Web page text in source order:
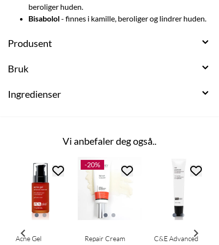
beroliger huden.
Bisabolol- finnes i kamille, beroliger og lindrer huden.
Produsent
Bruk
Ingredienser
Vi anbefaler deg også..
Acne Gel
-20%
Repair Cream C&E Advanced